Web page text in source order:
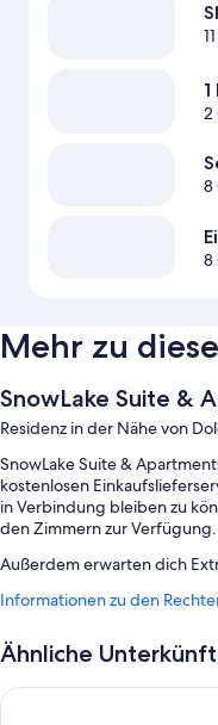
2
8
8
Mehr zu
SnowLake Suite &
Residenz in der Nähe von
SnowLake Suite &
kostenlosen
in Verbindung bleiben zu
den Zimmern zur Verfügung.
Außerdem erwarten dich
Rauchverbot in der
Ein Fahrstuhl und ein
Zimmerausstattung
Informationen zu den
Ähnliche
Villa Imperina